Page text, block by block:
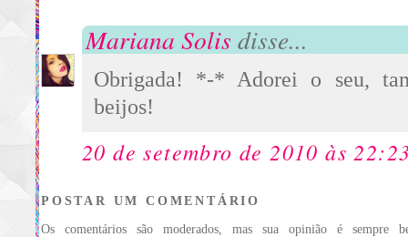
Mariana Solis disse...
Obrigada! *-* Adorei o seu,
beijos!
20 de setembro de 2010 às
POSTAR UM COMENTÁRIO
Os comentários são moderados, mas sua opinião é sempre